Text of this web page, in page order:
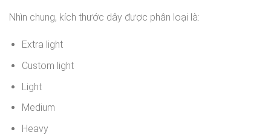
Nhìn chung, kích thước dây được phân loại là:
Extra light
Custom light
Light
Medium
Heavy